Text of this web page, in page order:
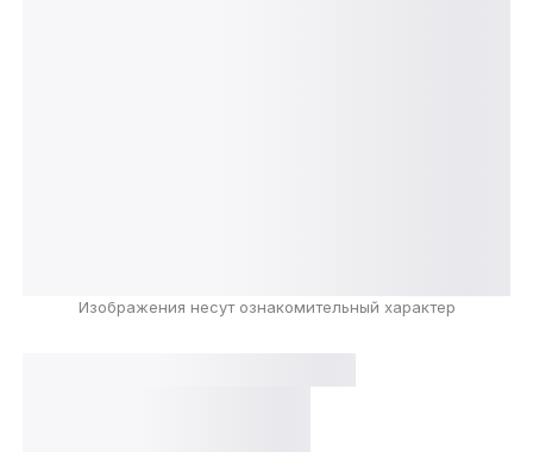
Изображения несут ознакомительный характер